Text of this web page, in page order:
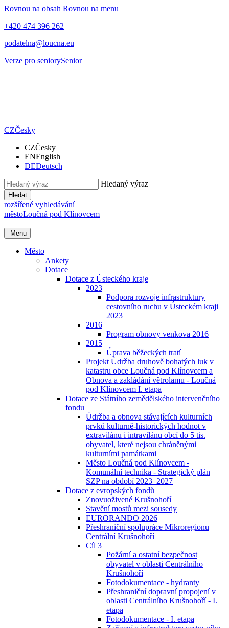
Rovnou na obsah Rovnou na menu
+420 474 396 262
podatelna@loucna.eu
Verze pro seniorySenior
CZČesky
CZČesky
ENEnglish
DEDeutsch
Hledaný výraz
Hledat
rozšířené vyhledávání
městoLoučná pod Klínovcem
Menu
Město
Ankety
Dotace
Dotace z Ústeckého kraje
2023
Podpora rozvoje infrastruktury
cestovního ruchu v Ústeckém kraji
2023
2016
Program obnovy venkova 2016
2015
Úprava běžeckých tratí
Projekt Údržba druhově bohatých luk v
katastru obce Loučná pod Klínovcem a
Obnova a zakládání větrolamu - Loučná
pod Klínovcem I. etapa
Dotace ze Státního zemědělského intervenčního
fondu
Údržba a obnova stávajících kulturních
prvků kulturně-historických hodnot v
extravilánu i intravilánu obcí do 5 tis.
obyvatel, které nejsou chráněnými
kulturními památkami
Město Loučná pod Klínovcem -
Komunální technika - Strategický plán
SZP na období 2023–2027
Dotace z evropských fondů
Znovuoživené Krušnohoří
Stavění mostů mezi sousedy
EURORANDO 2026
Přeshraniční spolupráce Mikroregionu
Centrální Krušnohoří
Cíl 3
Požární a ostatní bezpečnost
obyvatel v oblasti Centrálního
Krušnohoří
Fotodokumentace - hydranty
Přeshraniční dopravní propojení v
oblasti Centrálního Krušnohoří - I.
etapa
Fotodokumentace - I. etapa